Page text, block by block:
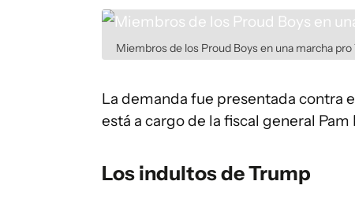
Miembros de los Proud Boys en una marcha
La demanda fue presentada contra
está a cargo de la fiscal general Pam
Los indultos de Trump